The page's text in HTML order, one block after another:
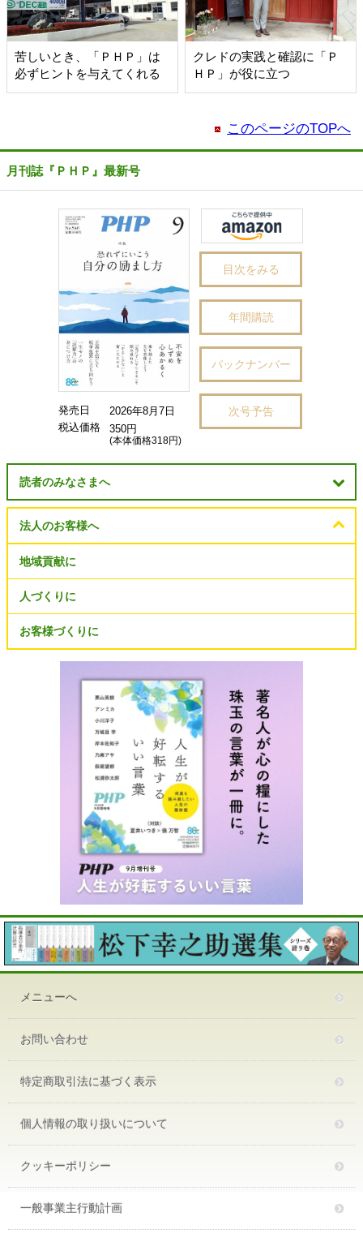
苦しいとき、「ＰＨＰ」は
必ずヒントを与えてくれる
クレドの実践と確認に「Ｐ
ＨＰ」が役に立つ
このページのTOPへ
月刊誌『ＰＨＰ』最新号
発売日
2026年8月7日
税込価格
350円
(本体価格318円)
目次をみる
年間購読
バックナンバー
次号予告
読者のみなさまへ
法人のお客様へ
地域貢献に
人づくりに
お客様づくりに
メニューへ
お問い合わせ
特定商取引法に基づく表示
個人情報の取り扱いについて
クッキーポリシー
一般事業主行動計画